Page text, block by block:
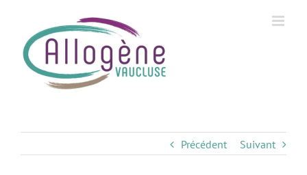
content
Précédent Suivant